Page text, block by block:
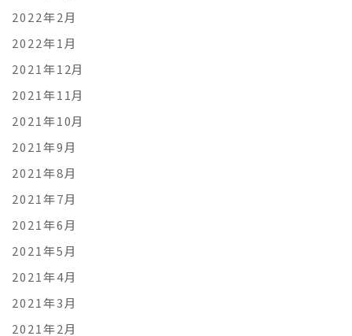
2022年2月
2022年1月
2021年12月
2021年11月
2021年10月
2021年9月
2021年8月
2021年7月
2021年6月
2021年5月
2021年4月
2021年3月
2021年2月